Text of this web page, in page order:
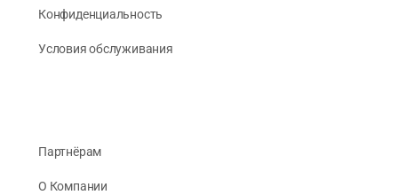
Конфиденциальность
Условия обслуживания
Партнёрам
О Компании